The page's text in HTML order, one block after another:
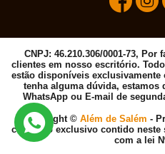
CNPJ: 46.210.306/0001-73,
clientes em nosso escritório.
estão disponíveis
tenha alguma dúvida, estamos
WhatsApp ou E-mail de
Copyright © Além de Salém -
conteúdo exclusivo contido
com a lei